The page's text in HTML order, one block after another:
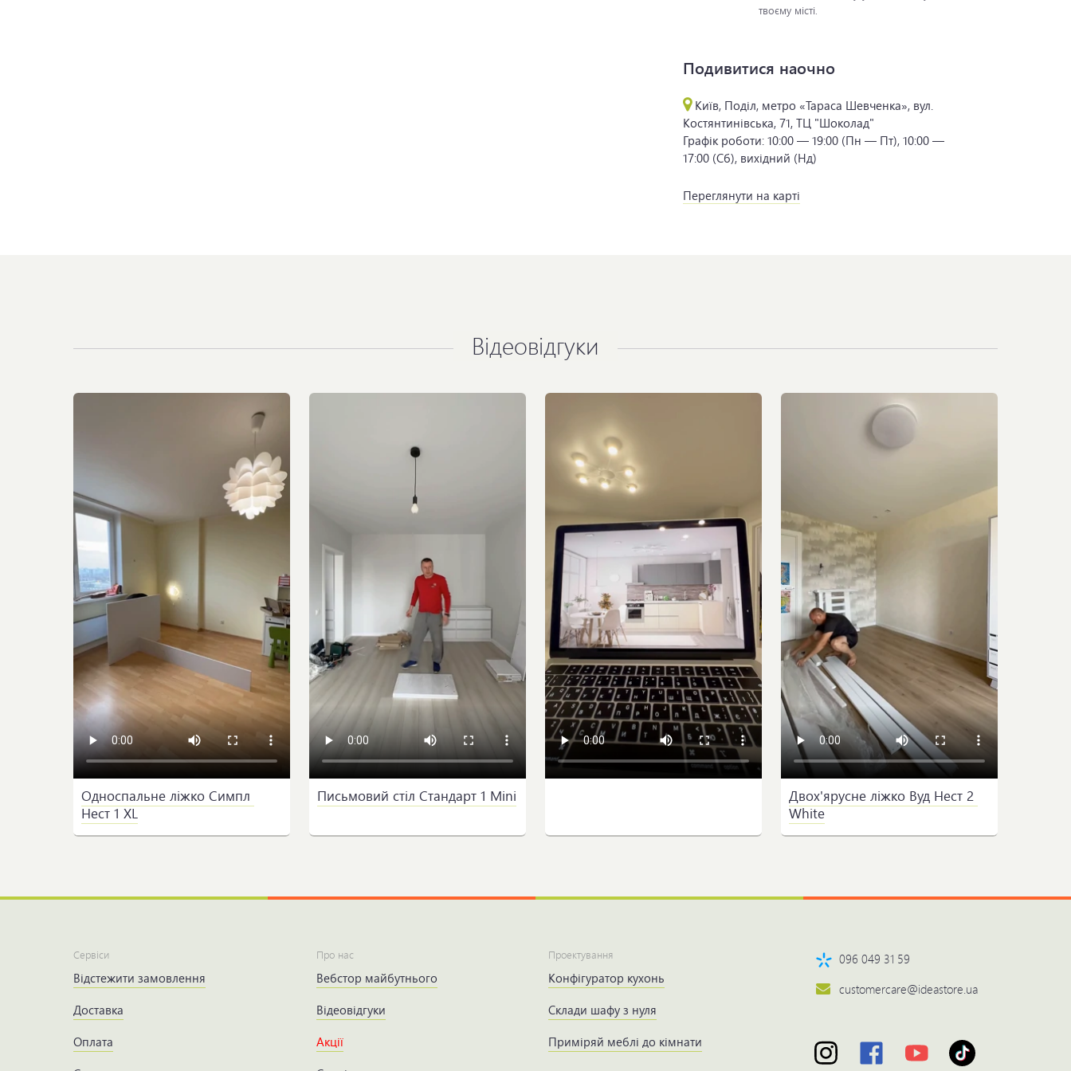
твоєму місті.
Подивитися наочно
Київ, Поділ, метро «Тараса Шевченка», вул.
Костянтинівська, 71, ТЦ "Шоколад"
Графік роботи: 10:00 — 19:00 (Пн — Пт), 10:00 —
17:00 (Сб), вихідний (Нд)
Переглянути на карті
Відеовідгуки
Односпальне ліжко Симпл
Нест 1 XL
Письмовий стіл Стандарт 1 Mini
Двох'ярусне ліжко Вуд Нест 2
White
Сервіси
Відстежити замовлення
Доставка
Оплата
Про нас
Вебстор майбутнього
Відеовідгуки
Акції
Проектування
Конфігуратор кухонь
Склади шафу з нуля
Приміряй меблі до кімнати
096 049 31 59
customercare@ideastore.ua